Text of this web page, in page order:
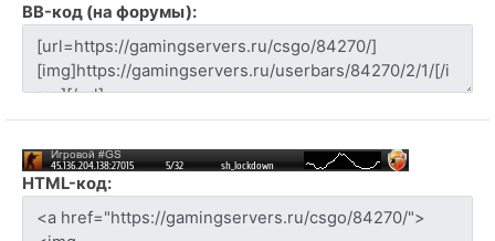
BB-код (на форумы):
HTML-код: